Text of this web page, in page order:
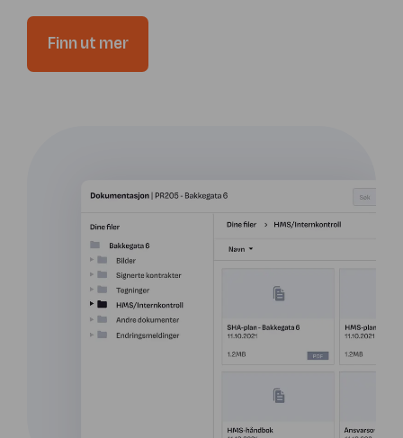
Finn ut mer